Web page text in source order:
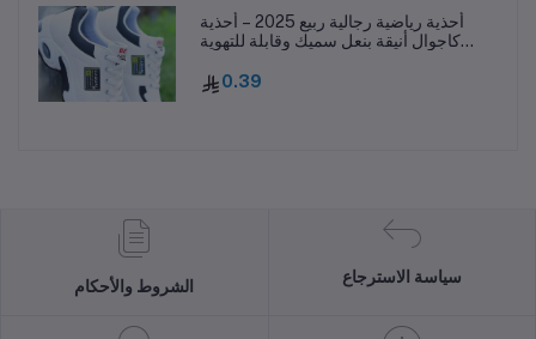
أحذية رياضية رجالية ربيع 2025 – أحذية
كاجوال أنيقة بنعل سميك وقابلة للتهوية
0.39
الشروط والأحكام
سياسة الاسترجاع